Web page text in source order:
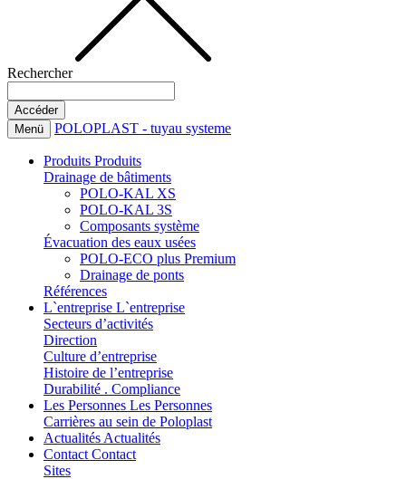
Rechercher
Menü POLOPLAST - tuyau systeme
Produits Produits
Drainage de bâtiments
POLO-KAL XS
POLO-KAL 3S
Composants système
Évacuation des eaux usées
POLO-ECO plus Premium
Drainage de ponts
Références
L`entreprise L`entreprise
Secteurs d’activités
Direction
Culture d’entreprise
Histoire de l’entreprise
Durabilité . Compliance
Les Personnes Les Personnes
Carrières au sein de Poloplast
Actualités Actualités
Contact Contact
Sites